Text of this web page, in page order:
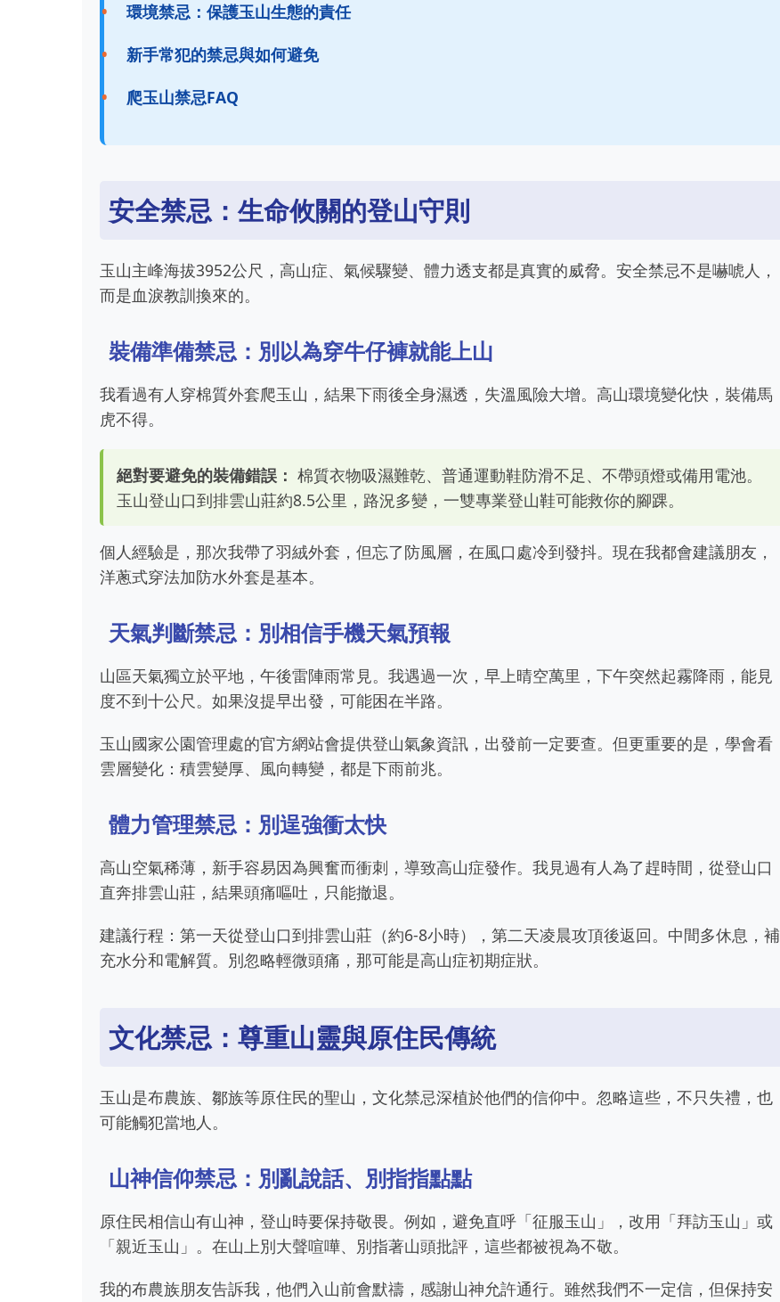
環境禁忌：保護玉山生態的責任
新手常犯的禁忌與如何避免
爬玉山禁忌FAQ
安全禁忌：生命攸關的登山守則
玉山主峰海拔3952公尺，高山症、氣候驟變、體力透支都是真實的威脅。安全禁忌不是嚇唬人，
而是血淚教訓換來的。
裝備準備禁忌：別以為穿牛仔褲就能上山
我看過有人穿棉質外套爬玉山，結果下雨後全身濕透，失溫風險大增。高山環境變化快，裝備馬
虎不得。
絕對要避免的裝備錯誤： 棉質衣物吸濕難乾、普通運動鞋防滑不足、不帶頭燈或備用電池。
玉山登山口到排雲山莊約8.5公里，路況多變，一雙專業登山鞋可能救你的腳踝。
個人經驗是，那次我帶了羽絨外套，但忘了防風層，在風口處冷到發抖。現在我都會建議朋友，
洋蔥式穿法加防水外套是基本。
天氣判斷禁忌：別相信手機天氣預報
山區天氣獨立於平地，午後雷陣雨常見。我遇過一次，早上晴空萬里，下午突然起霧降雨，能見
度不到十公尺。如果沒提早出發，可能困在半路。
玉山國家公園管理處的官方網站會提供登山氣象資訊，出發前一定要查。但更重要的是，學會看
雲層變化：積雲變厚、風向轉變，都是下雨前兆。
體力管理禁忌：別逞強衝太快
高山空氣稀薄，新手容易因為興奮而衝刺，導致高山症發作。我見過有人為了趕時間，從登山口
直奔排雲山莊，結果頭痛嘔吐，只能撤退。
建議行程：第一天從登山口到排雲山莊（約6-8小時），第二天凌晨攻頂後返回。中間多休息，補
充水分和電解質。別忽略輕微頭痛，那可能是高山症初期症狀。
文化禁忌：尊重山靈與原住民傳統
玉山是布農族、鄒族等原住民的聖山，文化禁忌深植於他們的信仰中。忽略這些，不只失禮，也
可能觸犯當地人。
山神信仰禁忌：別亂說話、別指指點點
原住民相信山有山神，登山時要保持敬畏。例如，避免直呼「征服玉山」，改用「拜訪玉山」或
「親近玉山」。在山上別大聲喧嘩、別指著山頭批評，這些都被視為不敬。
我的布農族朋友告訴我，他們入山前會默禱，感謝山神允許通行。雖然我們不一定信，但保持安